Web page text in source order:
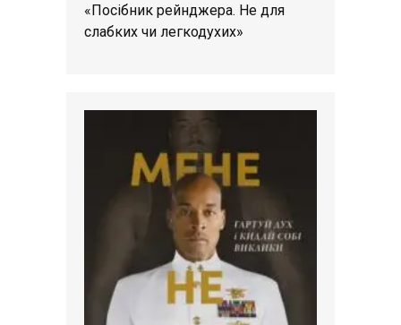
«Посібник рейнджера. Не для
слабких чи легкодухих»